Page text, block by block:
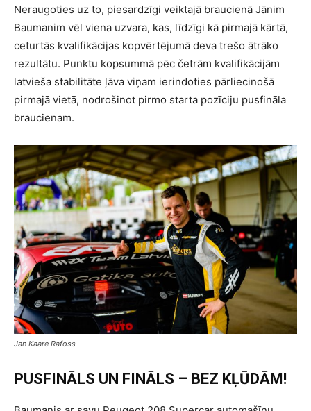
Neraugoties uz to, piesardzīgi veiktajā braucienā Jānim
Baumanim vēl viena uzvara, kas, līdzīgi kā pirmajā kārtā,
ceturtās kvalifikācijas kopvērtējumā deva trešo ātrāko
rezultātu. Punktu kopsummā pēc četrām kvalifikācijām
latvieša stabilitāte ļāva viņam ierindoties pārliecinošā
pirmajā vietā, nodrošinot pirmo starta pozīciju pusfināla
braucienam.
Jan Kaare Rafoss
PUSFINĀLS UN FINĀLS – BEZ KĻŪDĀM!